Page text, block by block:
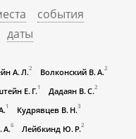
события
даты
А. Л.2 Волконский В. А. 2
Е. Г. 1 Дадаян В. С. 2
1 Кудрявцев В. Н.3
А.6 Лейбкинд Ю. Р. 2